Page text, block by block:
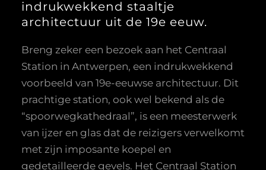
indrukwekkend staaltje
architectuur uit de 19e eeuw.
Breng zeker een bezoek aan het Centraal
Station in Antwerpen, een indrukwekkend
voorbeeld van 19e-eeuwse architectuur. Dit
prachtige station, ook wel bekend als de
“spoorwegkathedraal”, is een meesterwerk
van ijzer en glas dat de reizigers verwelkomt
met zijn imposante koepel en
gedetailleerde gevels. Het Centraal Station